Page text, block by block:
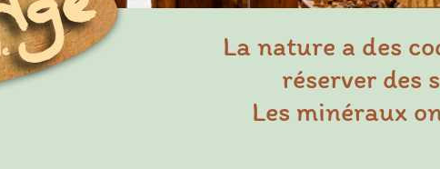
La nature a des
réserver des
Les minéraux